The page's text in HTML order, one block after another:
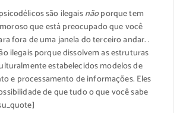
são ilegaisnãoporque tem
que está preocupado que você
fora de uma janela do terceiro andar. .
ilegais porque dissolvem as estruturas
estabelecidos modelos de
e processamento de informações. Eles
de que tudo o que você sabe